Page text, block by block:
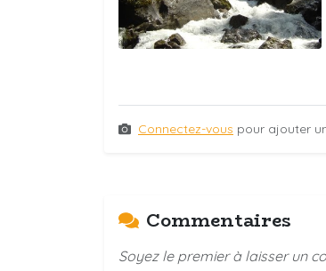
Connectez-vous pour ajouter
Commentaires
Soyez le premier à laisser un